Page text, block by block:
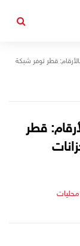
قطر توفر شبكة
قطر
محليات